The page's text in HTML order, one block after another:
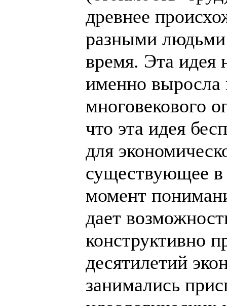
древнее
разными людьми
время. Эта
именно выросла
многовекового
что эта идея
для
существующее
момент
дает
конструктивно
десятилетий
занимались